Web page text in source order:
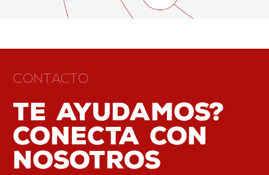
CONTACTO
Te ayudamos?
conecta con
nosotros